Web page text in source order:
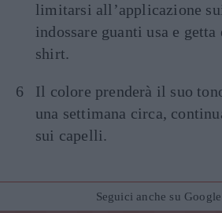
limitarsi all’applicazione
indossare guanti usa e
shirt.
Il colore prenderà il suo
una settimana circa,
sui capelli.
Seguici anche su